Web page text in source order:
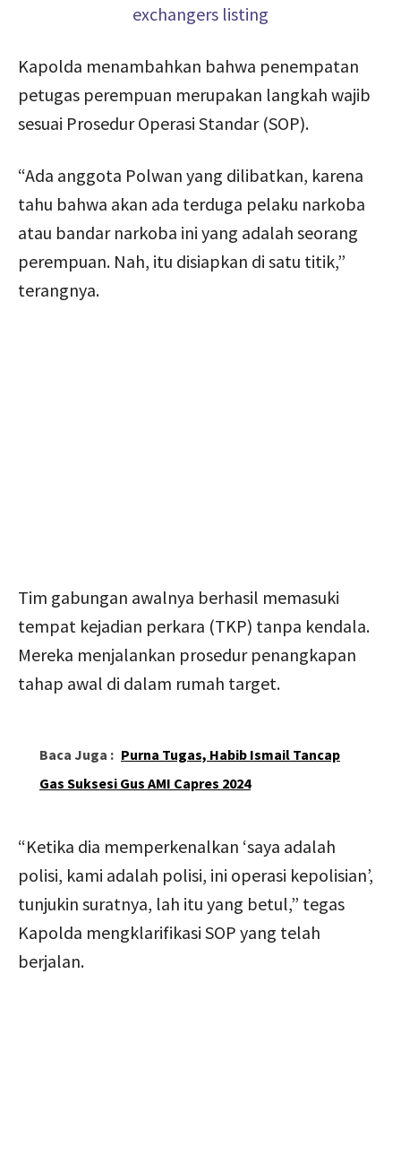
Kapolda menambahkan bahwa penempatan
petugas perempuan merupakan langkah wajib
sesuai Prosedur Operasi Standar (SOP).
“Ada anggota Polwan yang dilibatkan, karena
tahu bahwa akan ada terduga pelaku narkoba
atau bandar narkoba ini yang adalah seorang
perempuan. Nah, itu disiapkan di satu titik,”
terangnya.
Tim gabungan awalnya berhasil memasuki
tempat kejadian perkara (TKP) tanpa kendala.
Mereka menjalankan prosedur penangkapan
tahap awal di dalam rumah target.
Baca Juga : Purna Tugas, Habib Ismail Tancap
Gas Suksesi Gus AMI Capres 2024
“Ketika dia memperkenalkan ‘saya adalah
polisi, kami adalah polisi, ini operasi kepolisian’,
tunjukin suratnya, lah itu yang betul,” tegas
Kapolda mengklarifikasi SOP yang telah
berjalan.